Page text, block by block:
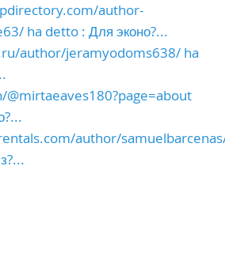
author-
ha detto : Для эконо?...
author/jeramyodoms638/ ha
author/